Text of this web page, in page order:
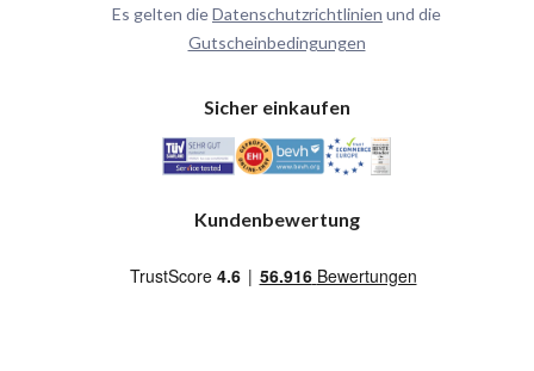
Es gelten dieDatenschutzrichtlinien und die
Gutscheinbedingungen
Sicher einkaufen
Kundenbewertung